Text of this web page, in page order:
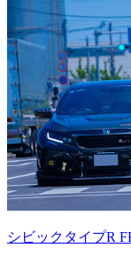
シビックタイプR